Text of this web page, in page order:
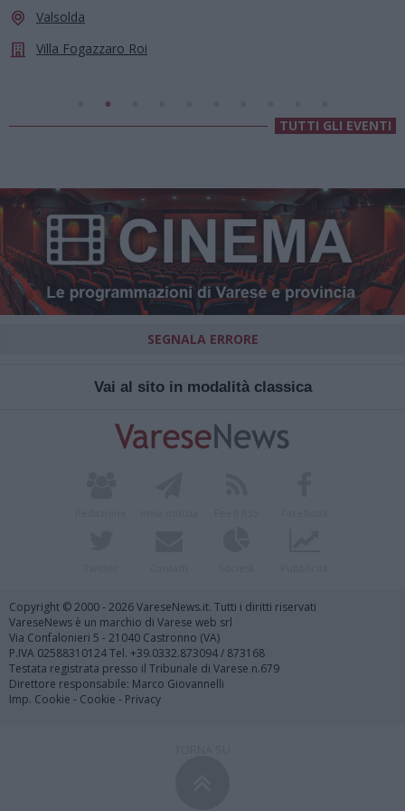
TUTTI GLI EVENTI
SEGNALA ERRORE
Vai al sito in modalità classica
Copyright © 2000 - 2026 VareseNews.it. Tutti i diritti riservati
VareseNews è un marchio di Varese web srl
Via Confalonieri 5 - 21040 Castronno (VA)
P.IVA 02588310124 Tel. +39.0332.873094 / 873168
Testata registrata presso il Tribunale di Varese n.679
Direttore responsabile: Marco Giovannelli
Imp. Cookie - Cookie - Privacy